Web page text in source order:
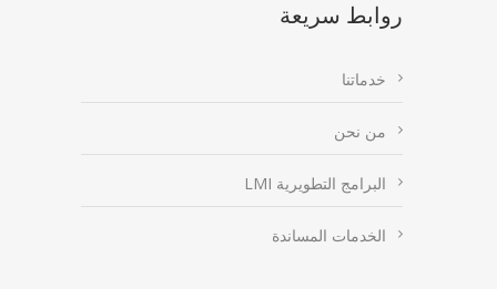
روابط سريعة
خدماتنا
من نحن
البرامج التطويرية LMI
الخدمات المساندة